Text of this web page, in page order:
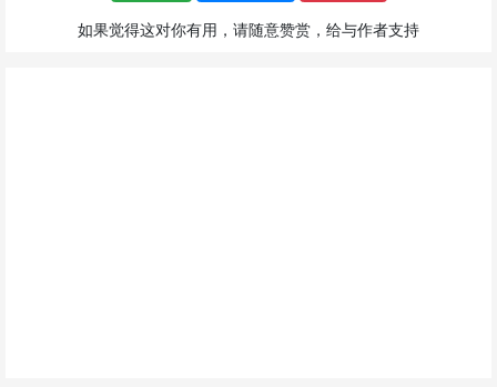
如果觉得这对你有用，请随意赞赏，给与作者支持